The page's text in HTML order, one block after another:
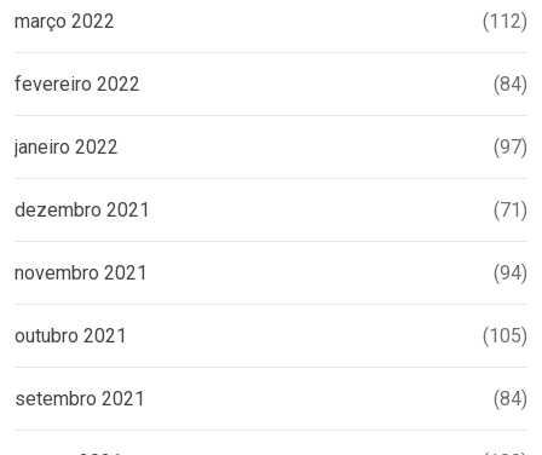
março 2022 (112)
fevereiro 2022 (84)
janeiro 2022 (97)
dezembro 2021 (71)
novembro 2021 (94)
outubro 2021 (105)
setembro 2021 (84)